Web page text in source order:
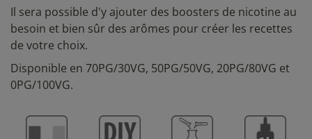
Il sera possible d'y ajouter des boosters de nicotine au
besoin et bien sûr des arômes pour créer les recettes
de votre choix.
Disponible en 70PG/30VG, 50PG/50VG, 20PG/80VG et
0PG/100VG.